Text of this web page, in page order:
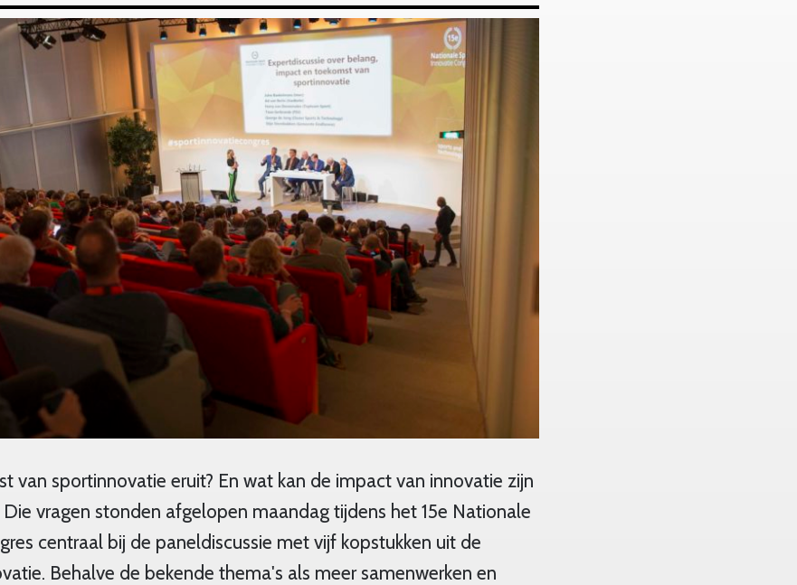
van sportinnovatie eruit? En wat kan de impact van innovatie zijn
vragen stonden afgelopen maandag tijdens het 15e Nationale
centraal bij de paneldiscussie met vijf kopstukken uit de
Behalve de bekende thema's als meer samenwerken en